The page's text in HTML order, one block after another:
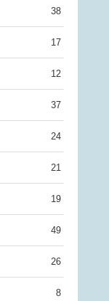
38
17
12
37
24
21
19
49
26
8